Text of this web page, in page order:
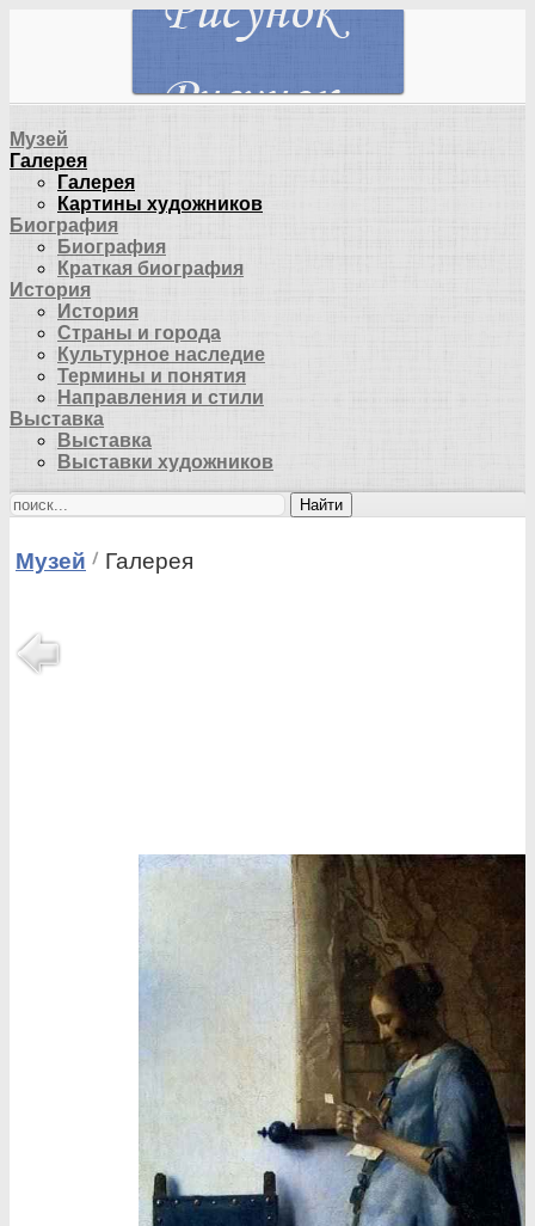
Музей
Галерея
Галерея
Картины художников
Биография
Биография
Краткая биография
История
История
Страны и города
Культурное наследие
Термины и понятия
Направления и стили
Выставка
Выставка
Выставки художников
Найти
Музей Галерея